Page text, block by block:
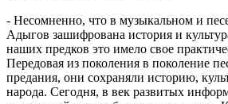
- Несомненно, что в музыкальном и
Адыгов зашифрована история и
наших предков это имело свое
Передовая из поколения в поколение
предания, они сохраняли историю,
народа. Сегодня, в век развитых